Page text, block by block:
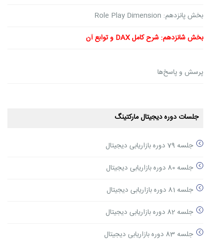
بخش پانزدهم: Role Play Dimension
بخش شانزدهم: شرح کامل DAX و توابع آن
پرسش و پاسخ‌ها
جلسات دوره دیجیتال مارکتینگ
جلسه 79 دوره بازاریابی دیجیتال
جلسه 80 دوره بازاریابی دیجیتال
جلسه 81 دوره بازاریابی دیجیتال
جلسه 82 دوره بازاریابی دیجیتال
جلسه 83 دوره بازاریابی دیجیتال